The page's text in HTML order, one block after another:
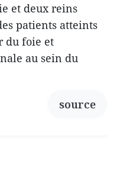
et deux reins
patients atteints
du foie et
au sein du
source